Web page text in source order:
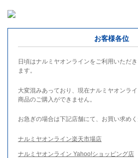
お客様各位
日頃はナルミヤオンラインをご利用いただ
ます。
大変混みあっており、現在ナルミヤオンラ
商品のご購入ができません。
お急ぎの場合は下記店舗にて、お買い求めく
ナルミヤオンライン楽天市場店
ナルミヤオンライン Yahoo!ショッピング店